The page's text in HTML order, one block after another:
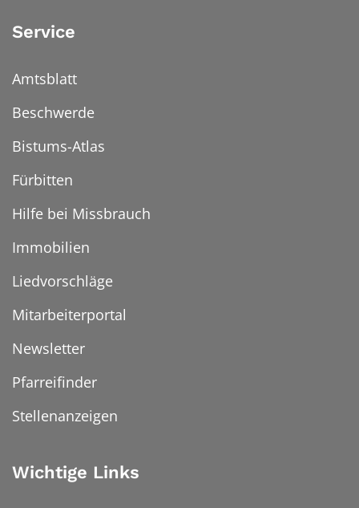
Service
Amtsblatt
Beschwerde
Bistums-Atlas
Fürbitten
Hilfe bei Missbrauch
Immobilien
Liedvorschläge
Mitarbeiterportal
Newsletter
Pfarreifinder
Stellenanzeigen
Wichtige Links